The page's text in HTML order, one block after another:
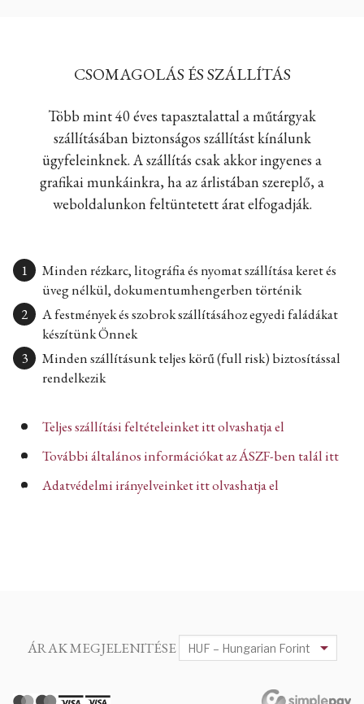
CSOMAGOLÁS ÉS SZÁLLÍTÁS
Több mint 40 éves tapasztalattal a műtárgyak
szállításában biztonságos szállítást kínálunk
ügyfeleinknek. A szállítás csak akkor ingyenes a
grafikai munkáinkra, ha az árlistában szereplő, a
weboldalunkon feltüntetett árat elfogadják.
Minden rézkarc, litográfia és nyomat szállítása keret és
üveg nélkül, dokumentumhengerben történik
A festmények és szobrok szállításához egyedi faládákat
készítünk Önnek
Minden szállításunk teljes körű (full risk) biztosítással
rendelkezik
Teljes szállítási feltételeinket itt olvashatja el
További általános információkat az ÁSZF-ben talál itt
Adatvédelmi irányelveinket itt olvashatja el
ÁRAK MEGJELENITÉSE